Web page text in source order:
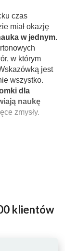
czas
miał okazję
w jednym.
w którym
jest
wszystko.
dla
naukę
zmysły.
klientów